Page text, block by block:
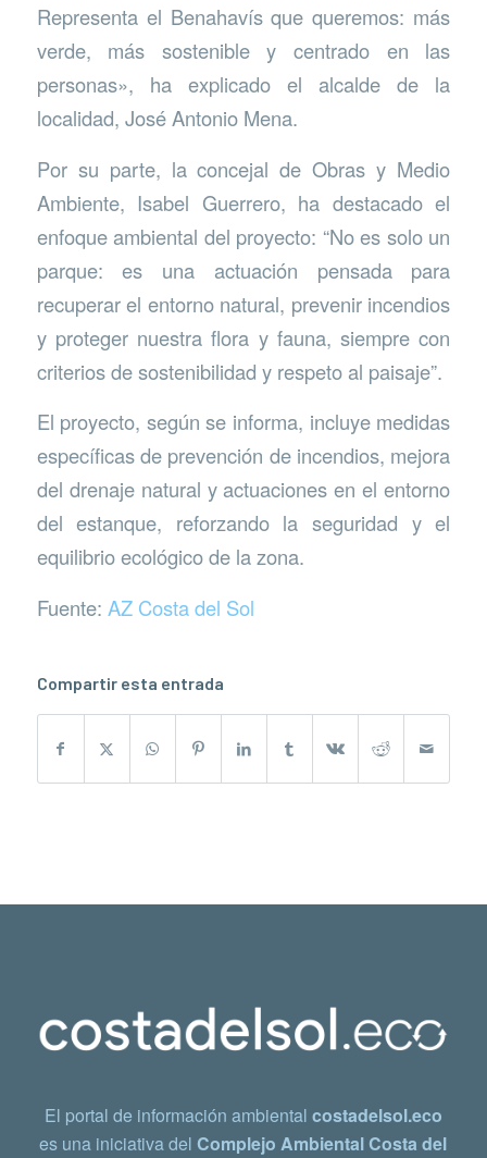
Representa el Benahavís que queremos: más
verde, más sostenible y centrado en las
personas», ha explicado el alcalde de la
localidad, José Antonio Mena.
Por su parte, la concejal de Obras y Medio
Ambiente, Isabel Guerrero, ha destacado el
enfoque ambiental del proyecto: “No es solo un
parque: es una actuación pensada para
recuperar el entorno natural, prevenir incendios
y proteger nuestra flora y fauna, siempre con
criterios de sostenibilidad y respeto al paisaje”.
El proyecto, según se informa, incluye medidas
específicas de prevención de incendios, mejora
del drenaje natural y actuaciones en el entorno
del estanque, reforzando la seguridad y el
equilibrio ecológico de la zona.
Fuente: AZ Costa del Sol
Compartir esta entrada
El portal de información ambiental costadelsol.eco
es una iniciativa delComplejo Ambiental Costa del